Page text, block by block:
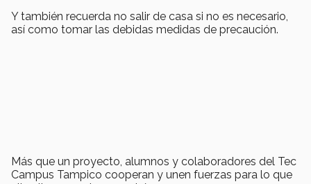
Y también recuerda no salir de casa si no es necesario,
así como tomar las debidas medidas de precaución.
Más que un proyecto, alumnos y colaboradores del Tec
Campus Tampico cooperan y unen fuerzas para lo que